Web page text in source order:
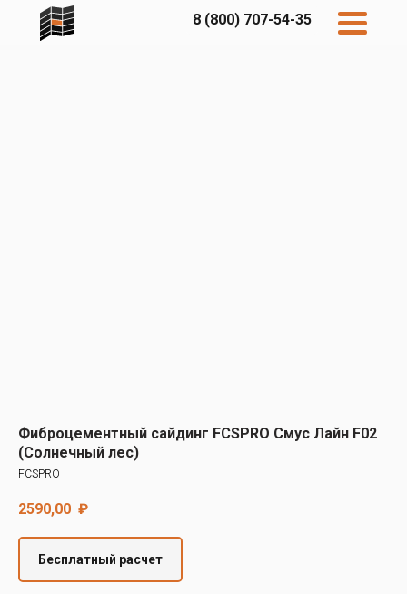
8 (800) 707-54-35
Cedral
Фиброцементный сайдинг FCSPRO Смус Лайн F02
(Солнечный лес)
FCSPRO
2590,00 ₽
Бесплатный расчет